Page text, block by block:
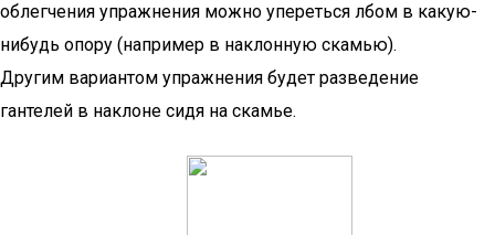
облегчения упражнения можно упереться лбом в какую-
нибудь опору (например в наклонную скамью).
Другим вариантом упражнения будет разведение
гантелей в наклоне сидя на скамье.